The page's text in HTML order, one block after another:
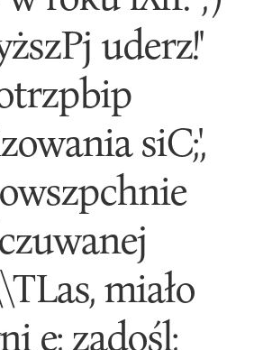
uderz!'
siC;',
miało
e; zadośl;